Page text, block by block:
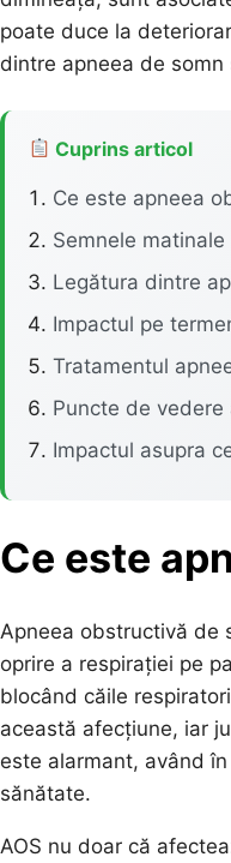
poate duce la
dintre apneea de
Cuprins articol
Ce este apneea
Semnele
Legătura dintre
Impactul pe
Tratamentul
Puncte de
Impactul asupra
Ce este
Apneea obstructivă de
oprire a respirației pe
blocând căile
această afecțiune, iar
este alarmant, având
sănătate.
AOS nu doar că